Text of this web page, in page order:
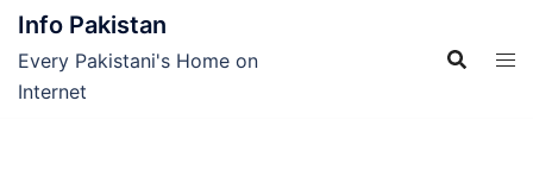
Skip
content
Info Pakistan
Every Pakistani's Home on
Internet